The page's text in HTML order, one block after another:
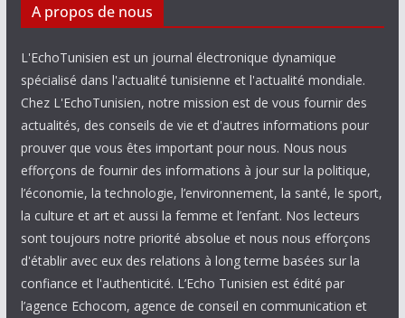
A propos de nous
L'EchoTunisien est un journal électronique dynamique
spécialisé dans l'actualité tunisienne et l'actualité mondiale.
Chez L'EchoTunisien, notre mission est de vous fournir des
actualités, des conseils de vie et d'autres informations pour
prouver que vous êtes important pour nous. Nous nous
efforçons de fournir des informations à jour sur la politique,
l’économie, la technologie, l’environnement, la santé, le sport,
la culture et art et aussi la femme et l’enfant. Nos lecteurs
sont toujours notre priorité absolue et nous nous efforçons
d'établir avec eux des relations à long terme basées sur la
confiance et l'authenticité. L’Echo Tunisien est édité par
l’agence Echocom, agence de conseil en communication et